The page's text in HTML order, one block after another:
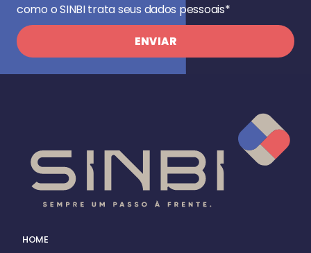
como o SINBI trata seus dados pessoais*
ENVIAR
HOME